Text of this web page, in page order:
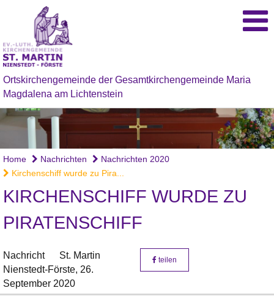
Ortskirchengemeinde der Gesamtkirchengemeinde Maria
Magdalena am Lichtenstein
Home Nachrichten
Nachrichten 2020
Kirchenschiff wurde zu Pira...
KIRCHENSCHIFF WURDE ZU
PIRATENSCHIFF
Nachricht
St. Martin
Nienstedt-Förste, 26.
September 2020
teilen